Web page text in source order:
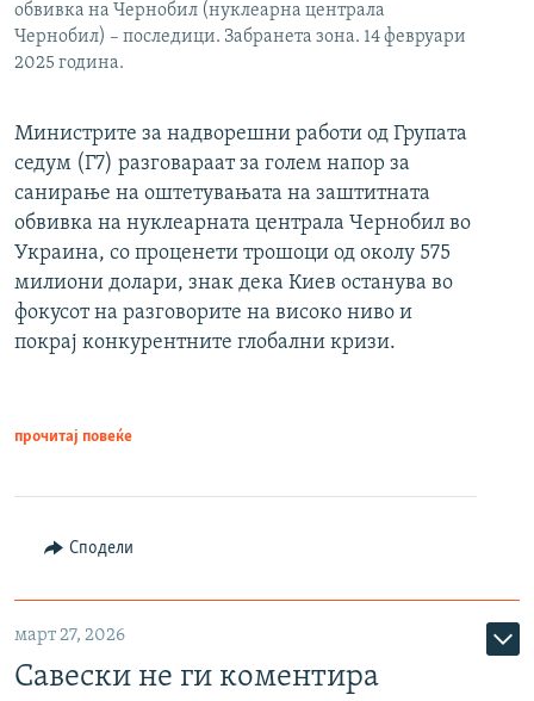
обвивка на Чернобил (нуклеарна централа
Чернобил) – последици. Забранета зона. 14 февруари
2025 година.
Министрите за надворешни работи од Групата
седум (Г7) разговараат за голем напор за
санирање на оштетувањата на заштитната
обвивка на нуклеарната централа Чернобил во
Украина, со проценети трошоци од околу 575
милиони долари, знак дека Киев останува во
фокусот на разговорите на високо ниво и
покрај конкурентните глобални кризи.
прочитај повеќе
Сподели
март 27, 2026
Савески не ги коментира